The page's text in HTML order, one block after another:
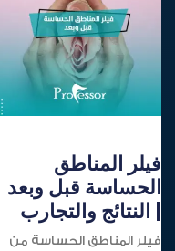
فيلر المناطق
الحساسة قبل وبعد
| النتائج والتجارب
فيلر المناطق الحساسة من